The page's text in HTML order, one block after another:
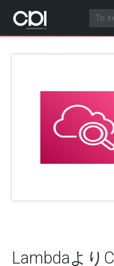
Lambdaより